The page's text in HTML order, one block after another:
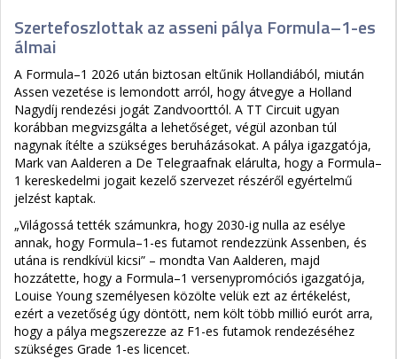
Szertefoszlottak az asseni pálya Formula–1-es
álmai
A Formula–1 2026 után biztosan eltűnik Hollandiából, miután
Assen vezetése is lemondott arról, hogy átvegye a Holland
Nagydíj rendezési jogát Zandvoorttól. A TT Circuit ugyan
korábban megvizsgálta a lehetőséget, végül azonban túl
nagynak ítélte a szükséges beruházásokat. A pálya igazgatója,
Mark van Aalderen a De Telegraafnak elárulta, hogy a Formula–
1 kereskedelmi jogait kezelő szervezet részéről egyértelmű
jelzést kaptak.
„Világossá tették számunkra, hogy 2030-ig nulla az esélye
annak, hogy Formula–1-es futamot rendezzünk Assenben, és
utána is rendkívül kicsi” – mondta Van Aalderen, majd
hozzátette, hogy a Formula–1 versenypromóciós igazgatója,
Louise Young személyesen közölte velük ezt az értékelést,
ezért a vezetőség úgy döntött, nem költ több millió eurót arra,
hogy a pálya megszerezze az F1-es futamok rendezéséhez
szükséges Grade 1-es licencet.